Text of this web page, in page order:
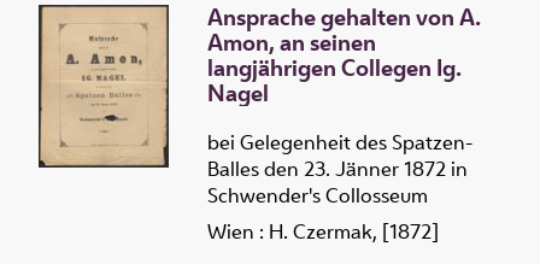
ritterlich-bürgerlichen
Scharfschützen-Corps als
Oberstwachtmeister
vorgestellt wurde
Ansprache gehalten von A.
Amon, an seinen
langjährigen Collegen Ig.
Nagel
bei Gelegenheit des Spatzen-
Balles den 23. Jänner 1872 in
Schwender's Collosseum
Wien : H. Czermak, [1872]